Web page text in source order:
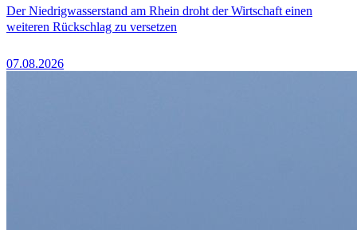
Der Niedrigwasserstand am Rhein droht der Wirtschaft einen
weiteren Rückschlag zu versetzen
07.08.2026